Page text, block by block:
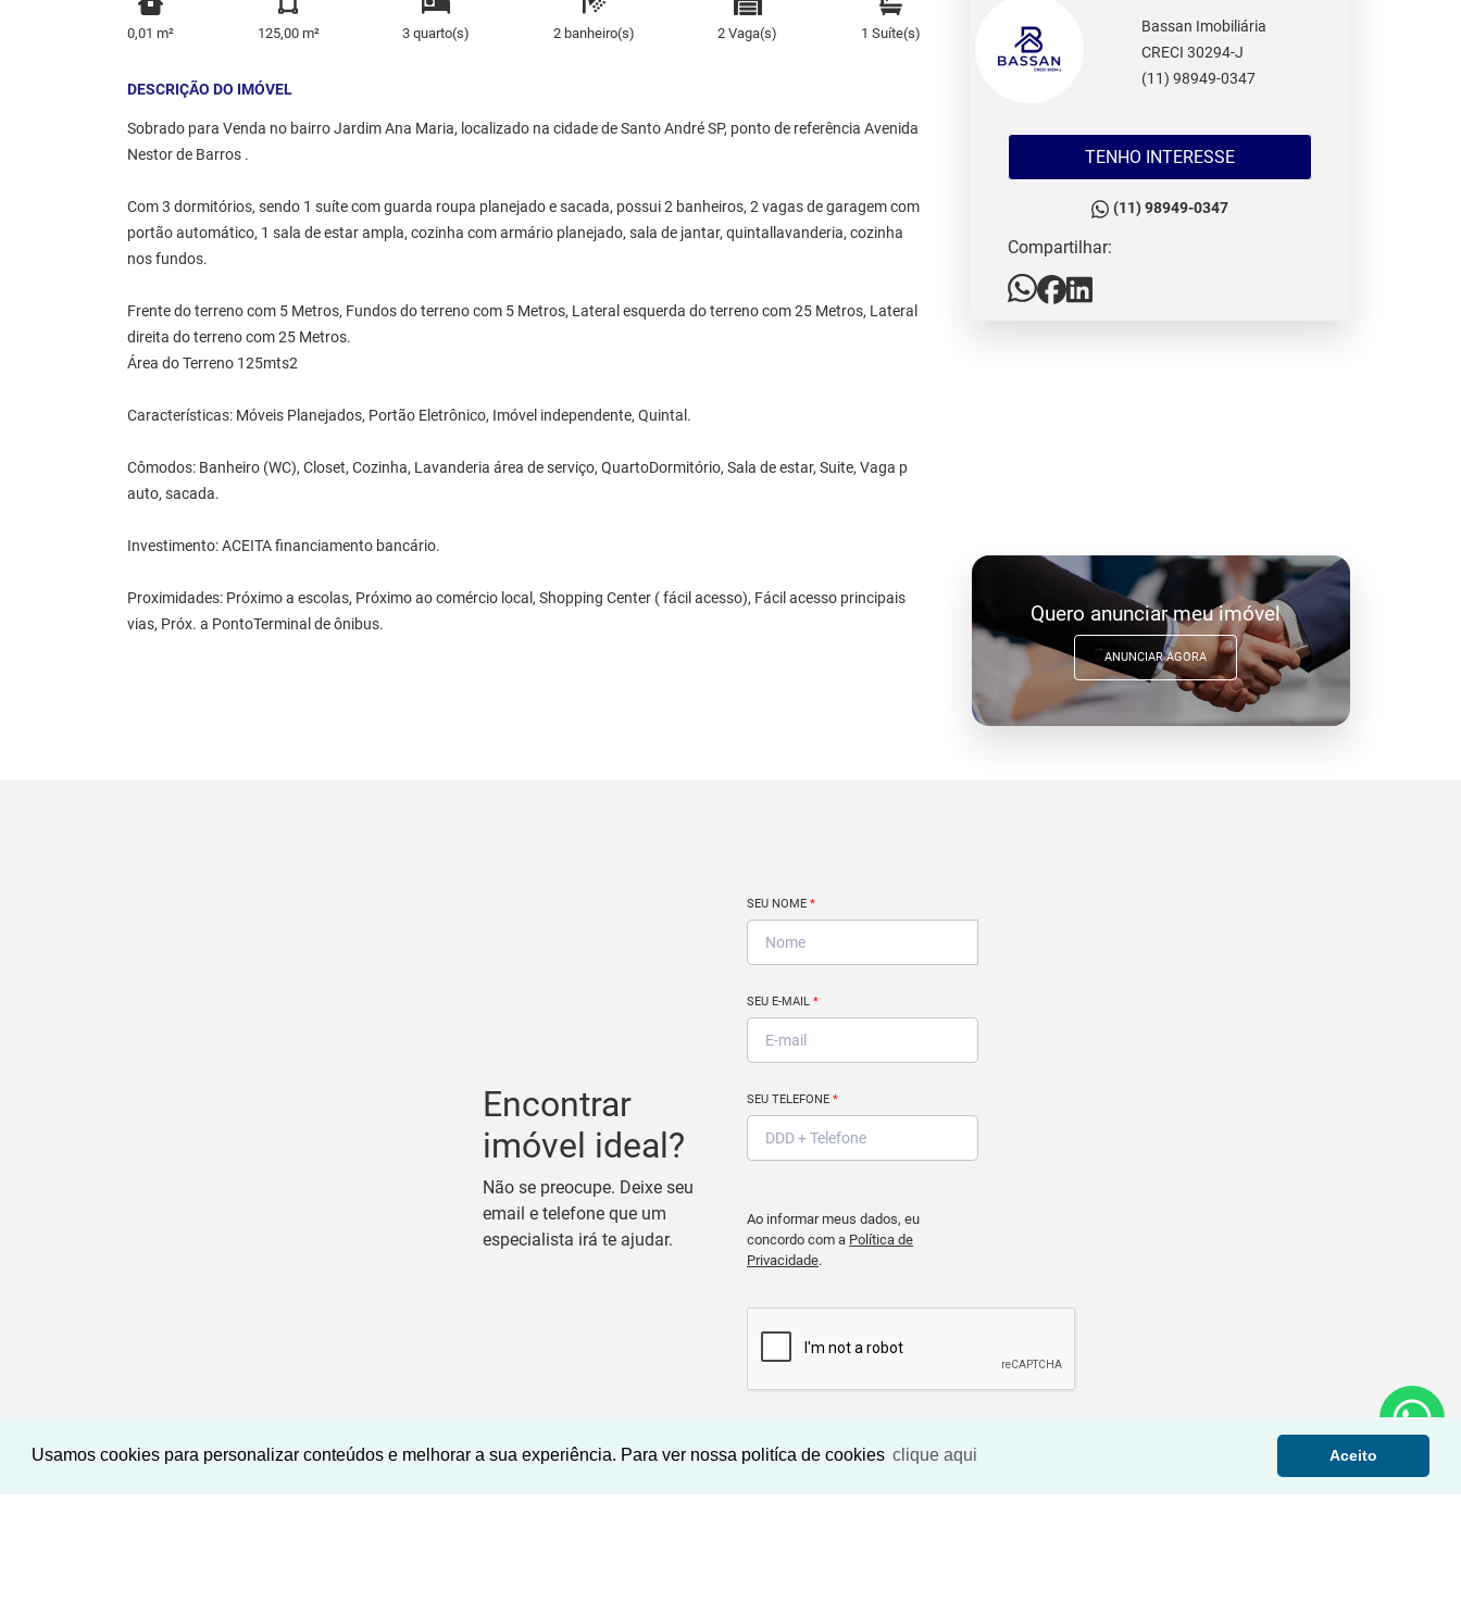
Usamos cookies para personalizar conteúdos e melhorar a sua experiência. Para ver nossa politíca de cookies clique aqui Aceito
0,01 m² 125,00 m² 3 quarto(s) 2 banheiro(s) 2 Vaga(s) 1 Suíte(s)
DESCRIÇÃO DO IMÓVEL
Sobrado para Venda no bairro Jardim Ana Maria, localizado na cidade de Santo André SP, ponto de referência Avenida
Nestor de Barros .
Com 3 dormitórios, sendo 1 suíte com guarda roupa planejado e sacada, possui 2 banheiros, 2 vagas de garagem com
portão automático, 1 sala de estar ampla, cozinha com armário planejado, sala de jantar, quintallavanderia, cozinha
nos fundos.
Frente do terreno com 5 Metros, Fundos do terreno com 5 Metros, Lateral esquerda do terreno com 25 Metros, Lateral
direita do terreno com 25 Metros.
Área do Terreno 125mts2
Características: Móveis Planejados, Portão Eletrônico, Imóvel independente, Quintal.
Cômodos: Banheiro (WC), Closet, Cozinha, Lavanderia área de serviço, QuartoDormitório, Sala de estar, Suite, Vaga p
auto, sacada.
Investimento: ACEITA financiamento bancário.
Proximidades: Próximo a escolas, Próximo ao comércio local, Shopping Center ( fácil acesso), Fácil acesso principais
vias, Próx. a PontoTerminal de ônibus.
Bassan Imobiliária
CRECI 30294-J
(11) 98949-0347
TENHO INTERESSE
(11) 98949-0347
Compartilhar:
Quero anunciar meu imóvel
ANUNCIAR AGORA
Encontrar
imóvel ideal?
Não se preocupe. Deixe seu
email e telefone que um
especialista irá te ajudar.
SEU NOME *
SEU E-MAIL *
SEU TELEFONE *
Ao informar meus dados, eu
concordo com a Política de
Privacidade.